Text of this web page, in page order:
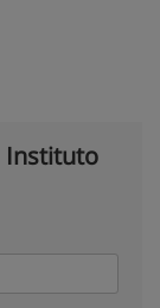
Instituto